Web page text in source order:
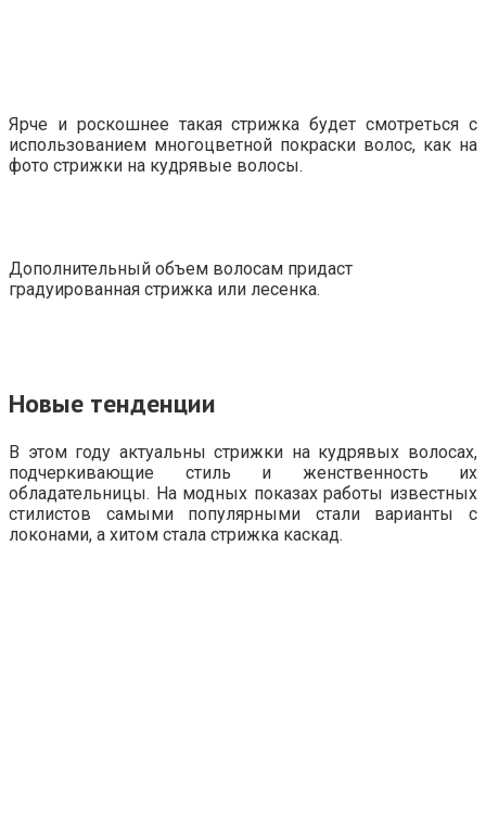
Ярче и роскошнее такая стрижка будет смотреться с
использованием многоцветной покраски волос, как на
фото стрижки на кудрявые волосы.
Дополнительный объем волосам придаст
градуированная стрижка или лесенка.
Новые тенденции
В этом году актуальны стрижки на кудрявых волосах,
подчеркивающие стиль и женственность их
обладательницы. На модных показах работы известных
стилистов самыми популярными стали варианты с
локонами, а хитом стала стрижка каскад.